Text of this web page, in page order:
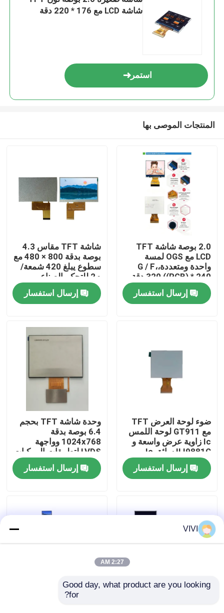
أشرطة فيديو
عرض الواقع الافتراضي
معلومات عنا
جولة في المعمل
رقابة جودة
اتصل بنا
شاشة LCD مع 176 * 220 دقة
استمر
المنتجات الموصى بها
2.0 بوصة شاشة TFT
LCD مع OGS لمسة
واحدة ومتعددة،G / F،
320 ((RGB) * 240 دقة،
واجهة RGB 6 بت، القيادة
IC ILI9342cإرسال استفسار
شاشة TFT مقاس 4.3
بوصة بدقة 800 × 480 مع
سطوع يبلغ 420 شمعة/
م2 للتحكم الصناعي
إرسال استفسار
ضوء لوحة العرض TFT
مع GT911 لوحة اللمس
Ic زاوية عرض واسعة و
ILI9881C سائق Ic
إرسال استفسار
وحدة شاشة TFT بحجم
6.4 بوصة بدقة
1024x768 وواجهة
LVDS لتطبيقات المركبات
إرسال استفسار
VIVI
2:27 AM
Good day, what product are you looking
for?